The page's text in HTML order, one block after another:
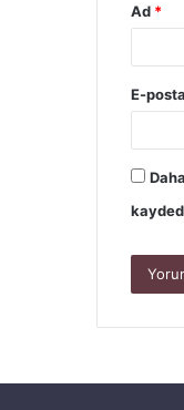
Ad *
E-posta